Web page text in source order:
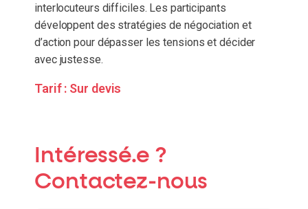
interlocuteurs difficiles. Les participants
développent des stratégies de négociation et
d’action pour dépasser les tensions et décider
avec justesse.
Tarif : Sur devis
Intéressé.e ?
Contactez-nous